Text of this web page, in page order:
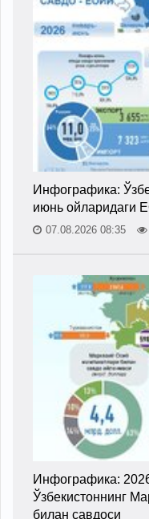
Инфографика:
июнь ойларидаги
07.08.2026 08:35
Инфографика:
Ўзбекистоннинг
билан савдоси